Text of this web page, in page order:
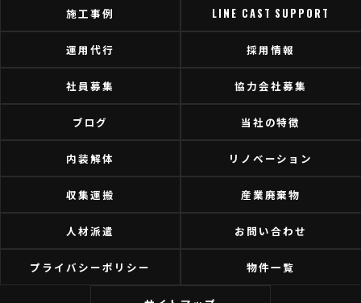
施工事例 LINE CAST SUPPORT
運用代行 採用情報
社員募集 協力会社募集
ブログ 当社の特徴
内装解体 リノベーション
収集運搬 産業廃棄物
人材派遣 お問い合わせ
プライバシーポリシー 物件一覧